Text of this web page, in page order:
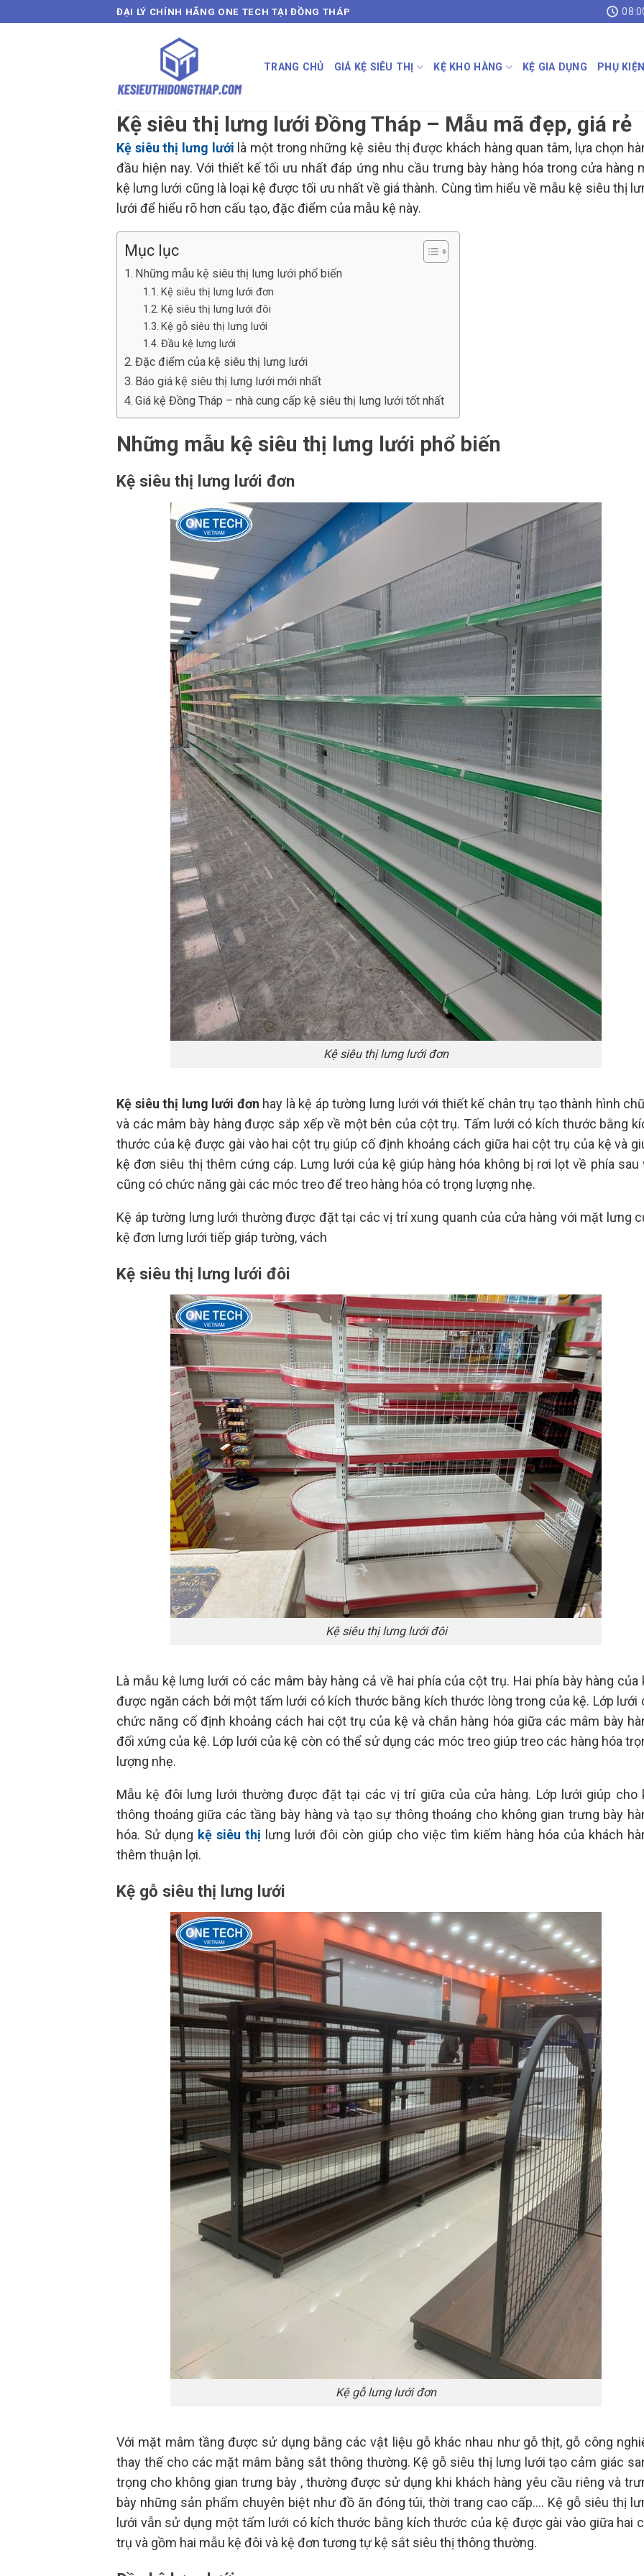
ĐẠI LÝ CHÍNH HÃNG ONE TECH TẠI ĐỒNG THÁP
TRANG CHỦ GIÁ KỆ SIÊU THỊ KỆ KHO HÀNG KỆ GIA DỤNG PHỤ KIỆN
Kệ siêu thị lưng lưới Đồng Tháp – Mẫu mã đẹp, giá rẻ
Kệ siêu thị lưng lưới là một trong những kệ siêu thị được khách hàng quan tâm, lựa chọn
đầu hiện nay. Với thiết kế tối ưu nhất đáp ứng nhu cầu trưng bày hàng hóa trong cửa hàng
kệ lưng lưới cũng là loại kệ được tối ưu nhất về giá thành. Cùng tìm hiểu về mẫu kệ siêu thị
lưới để hiểu rõ hơn cấu tạo, đặc điểm của mẫu kệ này.
Mục lục
Những mẫu kệ siêu thị lưng lưới phổ biến
Kệ siêu thị lưng lưới đơn
Kệ siêu thị lưng lưới đôi
Kệ gỗ siêu thị lưng lưới
Đầu kệ lưng lưới
Đặc điểm của kệ siêu thị lưng lưới
Báo giá kệ siêu thị lưng lưới mới nhất
Giá kệ Đồng Tháp – nhà cung cấp kệ siêu thị lưng lưới tốt nhất
Những mẫu kệ siêu thị lưng lưới phổ biến
Kệ siêu thị lưng lưới đơn
Kệ siêu thị lưng lưới đơn
Kệ siêu thị lưng lưới đơn hay là kệ áp tường lưng lưới với thiết kế chân trụ tạo thành hình
và các mâm bày hàng được sắp xếp về một bên của cột trụ. Tấm lưới có kích thước bằng
thước của kệ được gài vào hai cột trụ giúp cố định khoảng cách giữa hai cột trụ của kệ và
kệ đơn siêu thị thêm cứng cáp. Lưng lưới của kệ giúp hàng hóa không bị rơi lọt về phía sau
cũng có chức năng gài các móc treo để treo hàng hóa có trọng lượng nhẹ.
Kệ áp tường lưng lưới thường được đặt tại các vị trí xung quanh của cửa hàng với mặt lưng
kệ đơn lưng lưới tiếp giáp tường, vách
Kệ siêu thị lưng lưới đôi
Kệ siêu thị lưng lưới đôi
Là mẫu kệ lưng lưới có các mâm bày hàng cả về hai phía của cột trụ. Hai phía bày hàng của
được ngăn cách bởi một tấm lưới có kích thước bằng kích thước lòng trong của kệ. Lớp lưới
chức năng cố định khoảng cách hai cột trụ của kệ và chắn hàng hóa giữa các mâm bày
đối xứng của kệ. Lớp lưới của kệ còn có thể sử dụng các móc treo giúp treo các hàng hóa
lượng nhẹ.
Mẫu kệ đôi lưng lưới thường được đặt tại các vị trí giữa của cửa hàng. Lớp lưới giúp cho
thông thoáng giữa các tầng bày hàng và tạo sự thông thoáng cho không gian trưng bày
hóa. Sử dụng kệ siêu thị lưng lưới đôi còn giúp cho việc tìm kiếm hàng hóa của khách
thêm thuận lợi.
Kệ gỗ siêu thị lưng lưới
Kệ gỗ lưng lưới đơn
Với mặt mâm tầng được sử dụng bằng các vật liệu gỗ khác nhau như gỗ thịt, gỗ công
thay thế cho các mặt mâm bằng sắt thông thường. Kệ gỗ siêu thị lưng lưới tạo cảm giác
trọng cho không gian trưng bày , thường được sử dụng khi khách hàng yêu cầu riêng và
bày những sản phẩm chuyên biệt như đồ ăn đóng túi, thời trang cao cấp…. Kệ gỗ siêu thị
lưới vẫn sử dụng một tấm lưới có kích thước bằng kích thước của kệ được gài vào giữa hai
trụ và gồm hai mẫu kệ đôi và kệ đơn tương tự kệ sắt siêu thị thông thường.